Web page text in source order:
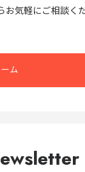
お気軽にご相談く
ム